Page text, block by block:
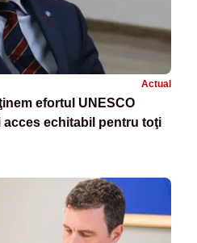
Actual
efortul UNESCO
echitabil pentru toţi